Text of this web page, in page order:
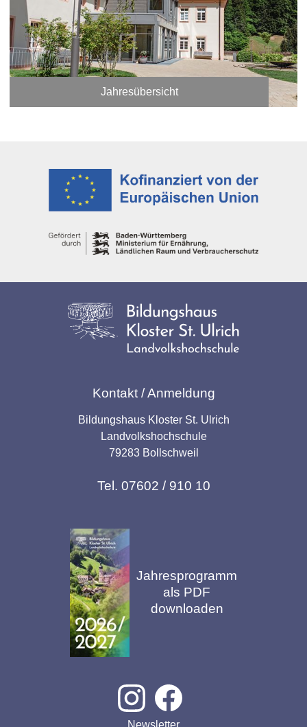
Jahresübersicht
Kontakt / Anmeldung
Bildungshaus Kloster St. Ulrich
Landvolkshochschule
79283 Bollschweil
Tel. 07602 / 910 10
Jahresprogramm
als PDF
downloaden
Newsletter